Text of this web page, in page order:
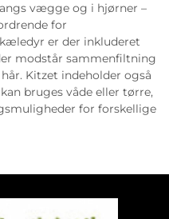
vægge og i hjørner –
for
er der inkluderet
modstår sammenfiltning
Kitzet indeholder også
bruges våde eller tørre,
for forskellige